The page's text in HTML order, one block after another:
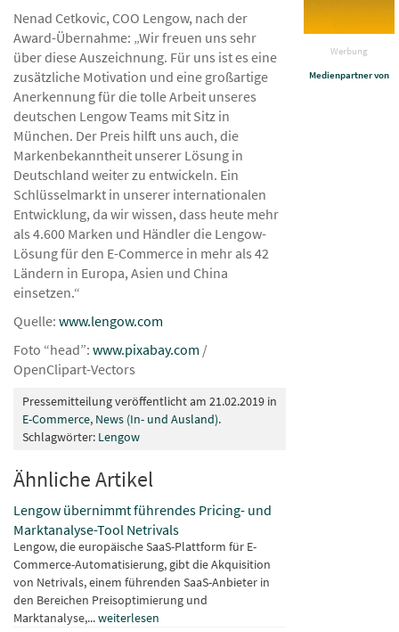
Werbung
Medienpartner von
Nenad Cetkovic, COO Lengow, nach der
Award-Übernahme: „Wir freuen uns sehr
über diese Auszeichnung. Für uns ist es eine
zusätzliche Motivation und eine großartige
Anerkennung für die tolle Arbeit unseres
deutschen Lengow Teams mit Sitz in
München. Der Preis hilft uns auch, die
Markenbekanntheit unserer Lösung in
Deutschland weiter zu entwickeln. Ein
Schlüsselmarkt in unserer internationalen
Entwicklung, da wir wissen, dass heute mehr
als 4.600 Marken und Händler die Lengow-
Lösung für den E-Commerce in mehr als 42
Ländern in Europa, Asien und China
einsetzen.“
Quelle: www.lengow.com
Foto “head”: www.pixabay.com /
OpenClipart-Vectors
Pressemitteilung veröffentlicht am 21.02.2019 in
E-Commerce, News (In- und Ausland).
Schlagwörter: Lengow
Ähnliche Artikel
Lengow übernimmt führendes Pricing- und
Marktanalyse-Tool Netrivals
Lengow, die europäische SaaS-Plattform für E-
Commerce-Automatisierung, gibt die Akquisition
von Netrivals, einem führenden SaaS-Anbieter in
den Bereichen Preisoptimierung und
Marktanalyse,...weiterlesen